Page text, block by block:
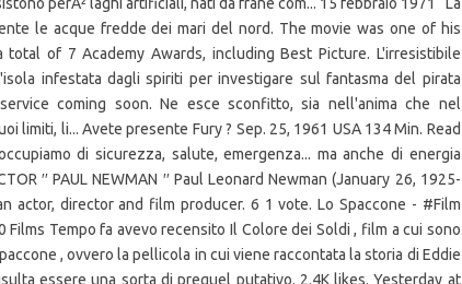
le acque fredde dei mari del nord. The movie was one of his
of 7 Academy Awards, including Best Picture. L'irresistibile
infestata dagli spiriti per investigare sul fantasma del pirata
coming soon. Ne esce sconfitto, sia nell'anima che nel
limiti, li... Avete presente Fury ? Sep. 25, 1961 USA 134 Min. Read
di sicurezza, salute, emergenza... ma anche di energia
′′ PAUL NEWMAN ′′ Paul Leonard Newman (January 26, 1925-
actor, director and film producer. 6 1 vote. Lo Spaccone - #Film
Films Tempo fa avevo recensito Il Colore dei Soldi , film a cui sono
, ovvero la pellicola in cui viene raccontata la storia di Eddie
essere una sorta di prequel putativo. 2.4K likes. Yesterday at